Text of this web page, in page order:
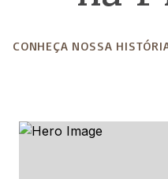
CONHEÇA NOSSA